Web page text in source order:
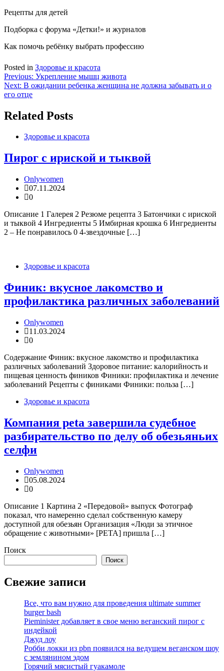
Рецепты для детей
Подборка с форума «Детки!» и журналов
Как помочь ребёнку выбрать профессию
Posted in Здоровье и красота
Навигация
по
Previous: Укрепление мышц живота
Next: В ожидании ребенка женщина не должна забывать и о
его отце
Related Posts
Здоровье и красота
Пирог с ириской и тыквой
Onlywomen
07.11.2024
0
Описание 1 Галерея 2 Резюме рецепта 3 Батончики с ириской
и тыквой 4 Ингредиенты 5 Имбирная крошка 6 Ингредиенты
2 – Не понравилось 0 4-звездочные […]
Здоровье и красота
Финик: вкусное лакомство и
профилактика различных заболеваний
Onlywomen
11.03.2024
0
Содержание Финик: вкусное лакомство и профилактика
различных заболеваний Здоровое питание: калорийность и
пищевая ценность фиников Финики: профилактика и лечение
заболеваний Рецепты с финиками Финики: польза […]
Здоровье и красота
Компания peta завершила судебное
разбирательство по делу об обезьяньих
селфи
Onlywomen
05.08.2024
0
Описание 1 Картина 2 «Передовой» выпуск Фотограф
показал, что намеренно сделал собственную камеру
доступной для обезьян Организация «Люди за этичное
обращение с животными» [PETA] пришла […]
Поиск
Поиск
Свежие записи
Все, что вам нужно для проведения ultimate summer
burger bash
Pieminister добавляет в свое меню веганский пирог с
индейкой
Джуд лоу
Робби локки из pbn появился на ведущем веганском шоу
с землянином эдом
Горячий мясистый гуакамоле